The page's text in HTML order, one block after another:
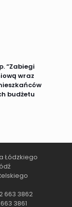
“Zabiegi
wraz
budżetu
Łódzkiego
663 3862
3861